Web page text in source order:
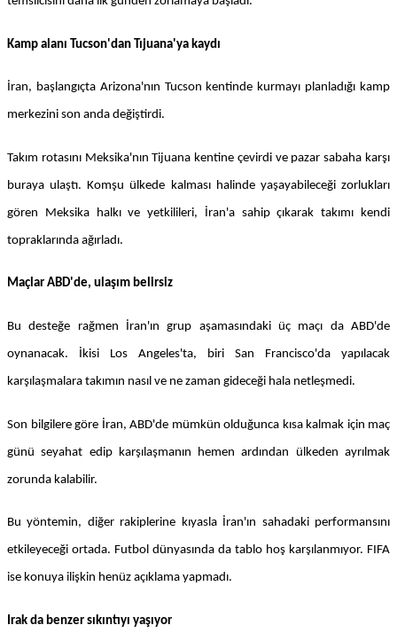
Kamp alanı Tucson'dan Tıjuana'ya kaydı
İran, başlangıçta Arizona'nın Tucson kentinde kurmayı planladığı kamp
merkezini son anda değiştirdi.
Takım rotasını Meksika'nın Tijuana kentine çevirdi ve pazar sabaha karşı
buraya ulaştı. Komşu ülkede kalması halinde yaşayabileceği zorlukları
gören Meksika halkı ve yetkilileri, İran'a sahip çıkarak takımı kendi
topraklarında ağırladı.
Maçlar ABD'de, ulaşım belirsiz
Bu desteğe rağmen İran'ın grup aşamasındaki üç maçı da ABD'de
oynanacak. İkisi Los Angeles'ta, biri San Francisco'da yapılacak
karşılaşmalara takımın nasıl ve ne zaman gideceği hala netleşmedi.
Son bilgilere göre İran, ABD'de mümkün olduğunca kısa kalmak için maç
günü seyahat edip karşılaşmanın hemen ardından ülkeden ayrılmak
zorunda kalabilir.
Bu yöntemin, diğer rakiplerine kıyasla İran'ın sahadaki performansını
etkileyeceği ortada. Futbol dünyasında da tablo hoş karşılanmıyor. FIFA
ise konuya ilişkin henüz açıklama yapmadı.
Irak da benzer sıkıntıyı yaşıyor